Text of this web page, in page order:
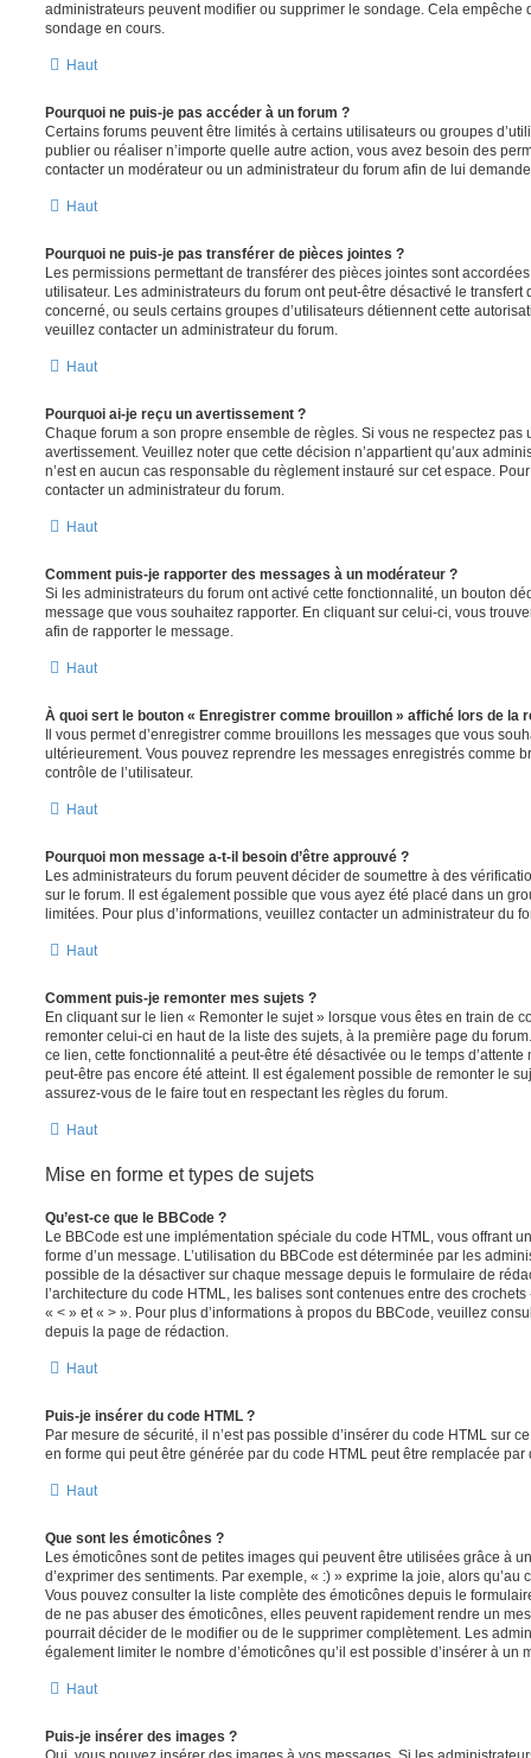
administrateurs peuvent modifier ou supprimer le sondage. Cela empêche
sondage en cours.
Haut
Pourquoi ne puis-je pas accéder à un forum ?
Certains forums peuvent être limités à certains utilisateurs ou groupes
publier ou réaliser n’importe quelle autre action, vous avez besoin des
contacter un modérateur ou un administrateur du forum afin de lui
Haut
Pourquoi ne puis-je pas transférer de pièces jointes ?
Les permissions permettant de transférer des pièces jointes sont
utilisateur. Les administrateurs du forum ont peut-être désactivé le
concerné, ou seuls certains groupes d’utilisateurs détiennent cette
veuillez contacter un administrateur du forum.
Haut
Pourquoi ai-je reçu un avertissement ?
Chaque forum a son propre ensemble de règles. Si vous ne respectez pas
avertissement. Veuillez noter que cette décision n’appartient qu’aux
n’est en aucun cas responsable du règlement instauré sur cet espace.
contacter un administrateur du forum.
Haut
Comment puis-je rapporter des messages à un modérateur ?
Si les administrateurs du forum ont activé cette fonctionnalité, un bouton
message que vous souhaitez rapporter. En cliquant sur celui-ci, vous
afin de rapporter le message.
Haut
À quoi sert le bouton « Enregistrer comme brouillon » affiché lors de la
Il vous permet d’enregistrer comme brouillons les messages que vous
ultérieurement. Vous pouvez reprendre les messages enregistrés comme
contrôle de l’utilisateur.
Haut
Pourquoi mon message a-t-il besoin d’être approuvé ?
Les administrateurs du forum peuvent décider de soumettre à des
sur le forum. Il est également possible que vous ayez été placé dans un
limitées. Pour plus d’informations, veuillez contacter un administrateur du
Haut
Comment puis-je remonter mes sujets ?
En cliquant sur le lien « Remonter le sujet » lorsque vous êtes en train de
remonter celui-ci en haut de la liste des sujets, à la première page du
ce lien, cette fonctionnalité a peut-être été désactivée ou le temps
peut-être pas encore été atteint. Il est également possible de remonter le
assurez-vous de le faire tout en respectant les règles du forum.
Haut
Mise en forme et types de sujets
Qu’est-ce que le BBCode ?
Le BBCode est une implémentation spéciale du code HTML, vous offrant
forme d’un message. L’utilisation du BBCode est déterminée par les
possible de la désactiver sur chaque message depuis le formulaire de
l’architecture du code HTML, les balises sont contenues entre des
« < » et « > ». Pour plus d’informations à propos du BBCode, veuillez
depuis la page de rédaction.
Haut
Puis-je insérer du code HTML ?
Par mesure de sécurité, il n’est pas possible d’insérer du code HTML sur
en forme qui peut être générée par du code HTML peut être remplacée par
Haut
Que sont les émoticônes ?
Les émoticônes sont de petites images qui peuvent être utilisées grâce à
d’exprimer des sentiments. Par exemple, « :) » exprime la joie, alors qu’au
Vous pouvez consulter la liste complète des émoticônes depuis le
de ne pas abuser des émoticônes, elles peuvent rapidement rendre un
pourrait décider de le modifier ou de le supprimer complètement. Les
également limiter le nombre d’émoticônes qu’il est possible d’insérer à un
Haut
Puis-je insérer des images ?